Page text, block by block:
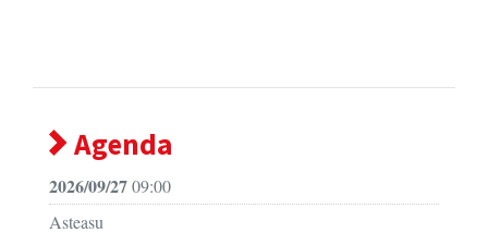
Agenda
2026/09/2709:00
Asteasu